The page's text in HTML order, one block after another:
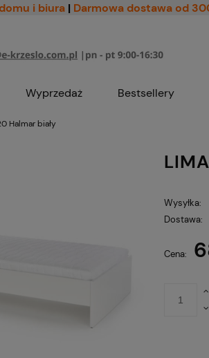
i biura | Darmowa dostawa od
Wyprzedaż Bestsellery
Halmar biały
Wysyłka:
Dostawa:
Cena nie zawiera
Cena: